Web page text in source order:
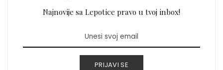
Najnovije sa Lepotice pravo u tvoj inbox!
PRIJAVI SE